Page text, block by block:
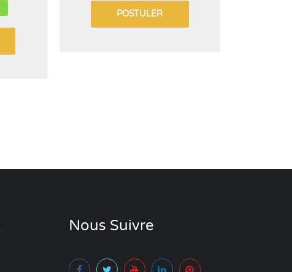
POSTULER
Nous Suivre